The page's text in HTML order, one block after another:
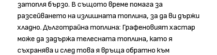
затопля бързо. В същото време помага за
разсейването на излишната топлина, за да ви държи
хладно. Дълготрайна топлина: Графеновият хастар
може да задържа телесната топлина, като я
съхранява и след това я връща обратно към